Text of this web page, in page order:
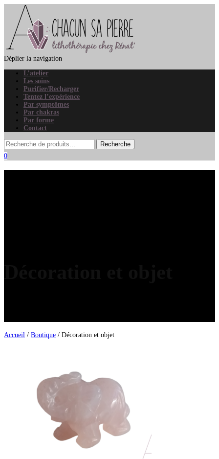
Déplier la navigation
L’atelier
Les soins
Purifier/Recharger
Tentez l’expérience
Par symptômes
Par chakras
Par forme
Contact
0
Accueil / Boutique / Décoration et objet